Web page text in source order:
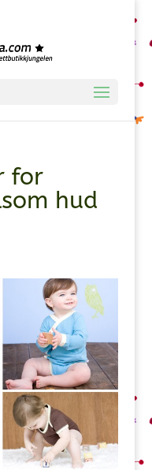
for
hud